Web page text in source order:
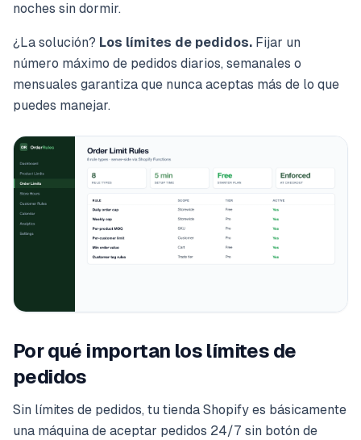
noches sin dormir.
¿La solución? Los límites de pedidos. Fijar un
número máximo de pedidos diarios, semanales o
mensuales garantiza que nunca aceptas más de lo que
puedes manejar.
Por qué importan los límites de
pedidos
Sin límites de pedidos, tu tienda Shopify es básicamente
una máquina de aceptar pedidos 24/7 sin botón de